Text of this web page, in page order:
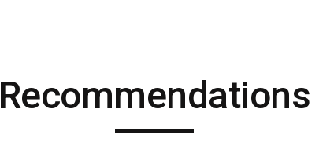
Recommendations